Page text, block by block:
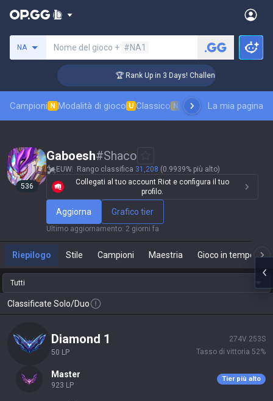
NA Nome del gioco + #NA1
🏆 Rank Up in 3 Days! Challenger Coaching
Campioni N Modalità di gioco U Classico N Classifica skin
La mia pagina
536
Gaboesh#Shaco
EUW Rango classifica 31,208 (0.9939% più alto)
Collegati al tuo account Riot e configura il tuo
profilo.
Aggiorna Grafico tier
Ultimo aggiornamento: 2 giorni fa
Riepilogo Stile Campioni Maestria Gioco in tempo
Tutti
Classificate Solo/Duo
diamond 1
50 LP
274V 253S
Tasso di vittoria 52%
master
923 LP
Tier più alto